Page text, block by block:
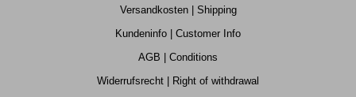
Versandkosten | Shipping
Kundeninfo | Customer Info
AGB | Conditions
Widerrufsrecht | Right of withdrawal